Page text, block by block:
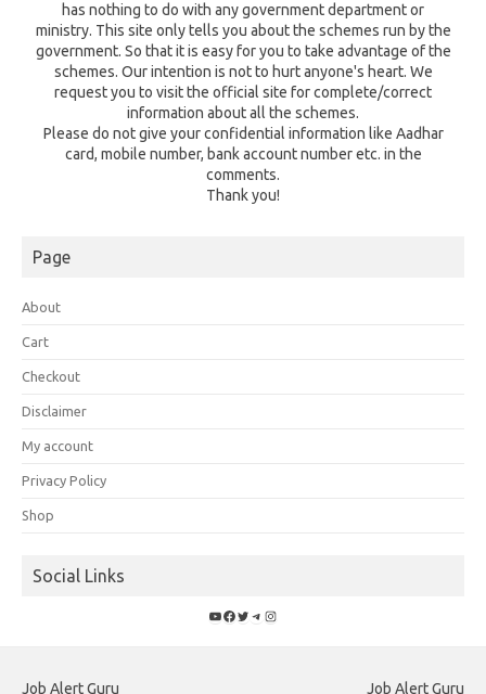
has nothing to do with any government department or
ministry. This site only tells you about the schemes run by the
government. So that it is easy for you to take advantage of the
schemes. Our intention is not to hurt anyone's heart. We
request you to visit the official site for complete/correct
information about all the schemes.
Please do not give your confidential information like Aadhar
card, mobile number, bank account number etc. in the
comments.
Thank you!
Page
About
Cart
Checkout
Disclaimer
My account
Privacy Policy
Shop
Social Links
YouTube
Facebook
Twitter
Telegram
Instagram
Job Alert Guru Job Alert Guru